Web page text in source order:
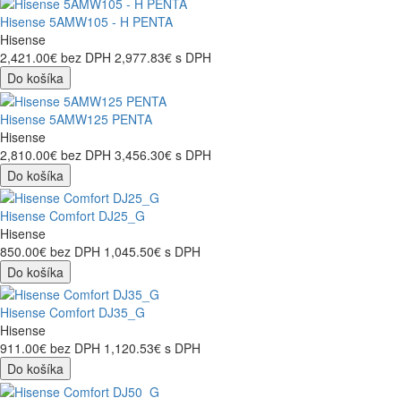
Hisense 5AMW105 - H PENTA
Hisense
2,421.00€ bez DPH 2,977.83€ s DPH
Do košíka
Hisense 5AMW125 PENTA
Hisense
2,810.00€ bez DPH 3,456.30€ s DPH
Do košíka
Hisense Comfort DJ25_G
Hisense
850.00€ bez DPH 1,045.50€ s DPH
Do košíka
Hisense Comfort DJ35_G
Hisense
911.00€ bez DPH 1,120.53€ s DPH
Do košíka